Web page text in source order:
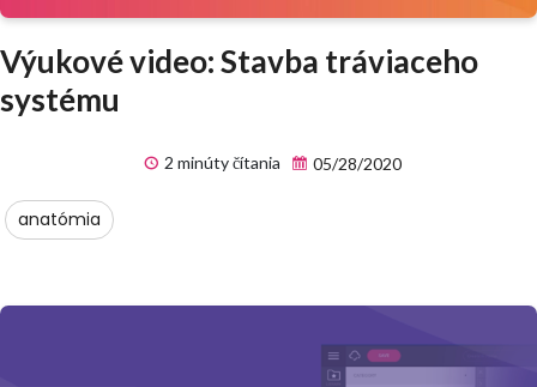
Výukové video: Stavba tráviaceho
systému
2 minúty čítania 05/28/2020
anatómia